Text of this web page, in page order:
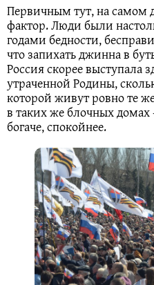
Первичным тут, на самом
фактор. Люди были
годами бедности,
что запихать джинна в
Россия скорее выступала
утраченной Родины,
которой живут ровно те
в таких же блочных домах
богаче, спокойнее.